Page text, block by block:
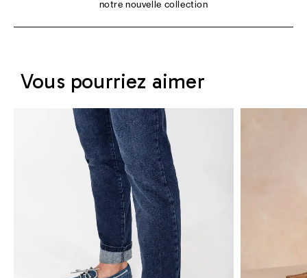
notre nouvelle collection
Vous pourriez aimer